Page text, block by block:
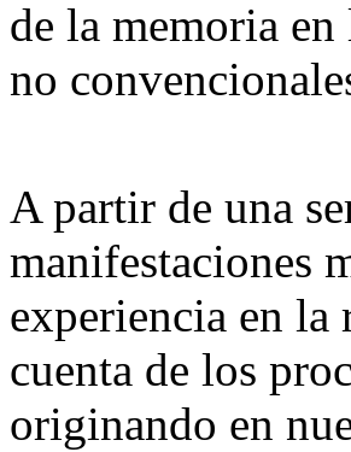
de la memoria
no
A partir de una
manifestaciones
experiencia en la
cuenta de los
originando en